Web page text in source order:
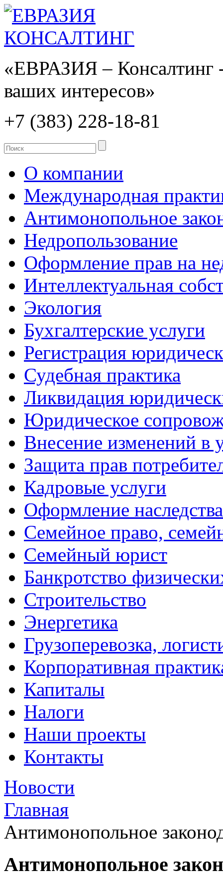
«ЕВРАЗИЯ – Консалтинг
ваших интересов»
+7 (383) 228-18-81
О компании
Международная
Антимонопольное
Недропользование
Оформление прав на
Интеллектуальная
Экология
Бухгалтерские услуги
Регистрация
Судебная практика
Ликвидация
Юридическое
Внесение изменений в
Защита прав
Кадровые услуги
Оформление наследства
Семейное право,
Семейный юрист
Банкротство
Строительство
Энергетика
Грузоперевозка,
Корпоративная
Капиталы
Налоги
Наши проекты
Контакты
Новости
Главная
Антимонопольное
Антимонопольное